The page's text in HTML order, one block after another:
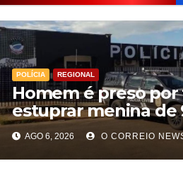
POLÍCIA REGIONAL
Homem é preso
estuprar menina de
Aparecida do
AGO 6, 2026 O CORREIO